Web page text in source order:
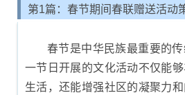
第1篇：春节期间春联赠送活动
春节是中华民族最重要的
一节日开展的文化活动不仅能
生活，还能增强社区的凝聚力